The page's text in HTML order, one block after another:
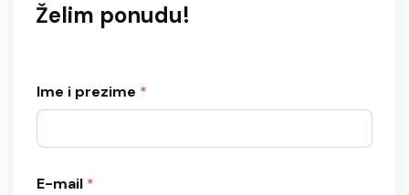
Želim ponudu!
Ime i prezime *
E-mail *